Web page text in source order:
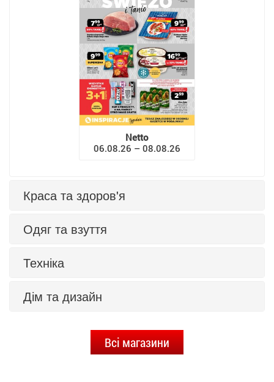
Netto
06.08.26 – 08.08.26
Краса та здоров'я
Одяг та взуття
Техніка
Дім та дизайн
Всі магазини